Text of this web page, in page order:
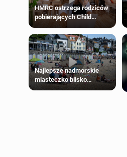
HMRC ostrzega rodziców
pobierających Child
Benefit. Mogą być
zobowiązani do zwrotu
zasiłku
Najlepsze nadmorskie
miasteczko blisko